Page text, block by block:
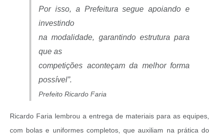
Por isso, a Prefeitura segue apoiando e
investindo
na modalidade, garantindo estrutura para
que as
competições aconteçam da melhor forma
possível”.
Prefeito Ricardo Faria
Ricardo Faria lembrou a entrega de materiais para as equipes,
com bolas e uniformes completos, que auxiliam na prática do